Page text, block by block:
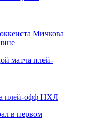
Мичкова
плей-офф НХЛ